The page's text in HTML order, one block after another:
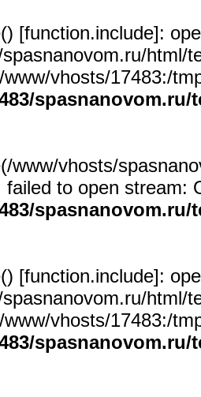
[function.include]:
html/
vhosts/17483:/
www/vhosts/
failed to open stream:
[function.include]:
html/
vhosts/17483:/